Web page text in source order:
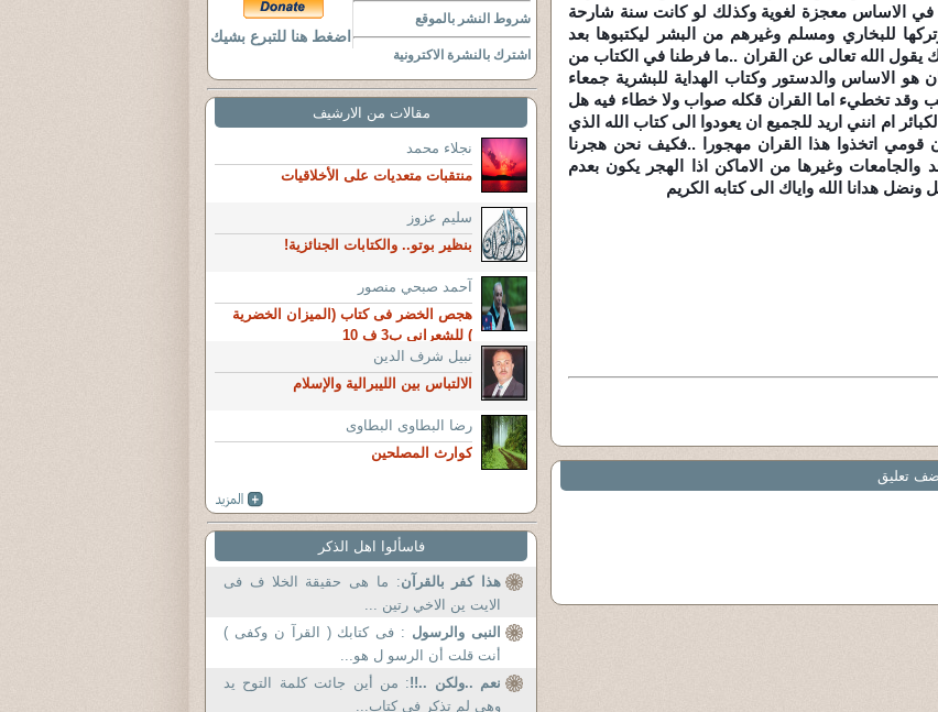
في الاساس معجزة لغوية وكذلك لو كانت سنة شارحة
للبخاري ومسلم وغيرهم من البشر ليكتبوها بعد
يقول الله تعالى عن القران ..ما فرطنا في الكتاب من
هو الاساس والدستور وكتاب الهداية للبشرية جمعاء
وقد تخطيء اما القران قكله صواب ولا خطاء فيه هل
ام انني اريد للجميع ان يعودوا الى كتاب الله الذي
قومي اتخذوا هذا القران مهجورا ..فكيف نحن هجرنا
والجامعات وغيرها من الاماكن اذا الهجر يكون بعدم
ونضل هدانا الله واياك الى كتابه الكريم
تعليق
شروط النشر بالموقع
اشترك بالنشرة الاكترونية
اضغط هنا للتبرع بشيك
مقالات من الارشيف
نجلاء محمد
منتقبات متعديات على الأخلاقيات
سليم عزوز
بنظير بوتو.. والكتابات الجنائزية!
آحمد صبحي منصور
هجص الخضر فى كتاب (الميزان الخضرية
) للشعرانى ب3 ف 10
نبيل شرف الدين
الالتباس بين الليبرالية والإسلام
رضا البطاوى البطاوى
كوارث المصلحين
فاسألوا اهل الذكر
هذا كفر بالقرآن: ما هى حقيقة الخلا ف فى
الايت ين الاخي رتين ...
النبى والرسول : فى كتابك ( القرآ ن وكفى )
أنت قلت أن الرسو ل هو...
نعم ..ولكن ..!!: من أين جائت كلمة التوح يد
وهي لم تذكر في كتاب...